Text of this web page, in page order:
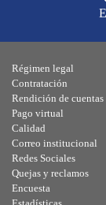
Régimen legal
Contratación
Rendición de cuentas
Pago virtual
Calidad
Correo institucional
Redes Sociales
Quejas y reclamos
Encuesta